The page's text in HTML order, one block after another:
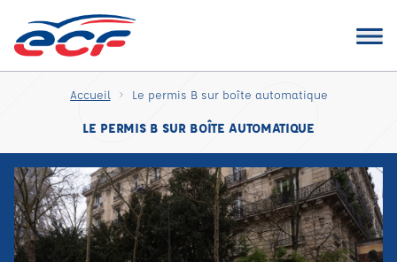
Accueil Le permis B sur boîte automatique
LE PERMIS B SUR BOÎTE AUTOMATIQUE